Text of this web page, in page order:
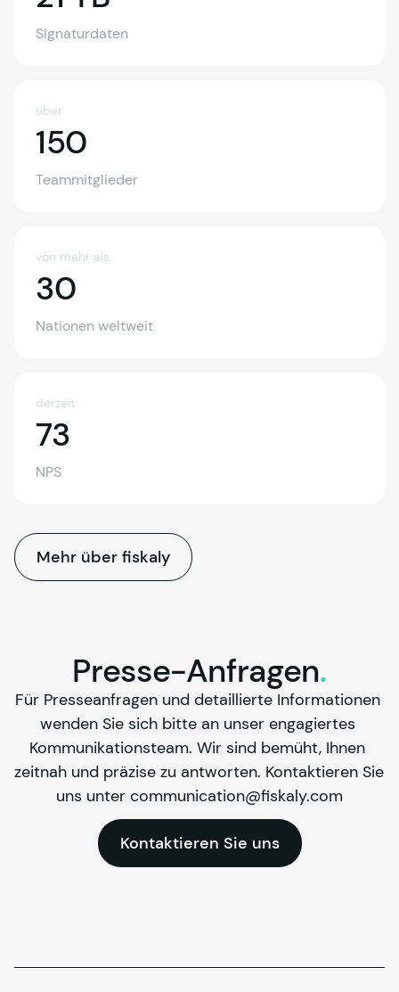
Signaturdaten
über
150150
Teammitglieder
von mehr als
3030
Nationen weltweit
derzeit
7373
NPS
Mehr über fiskaly
Presse-Anfragen.
Für Presseanfragen und detaillierte Informationen
wenden Sie sich bitte an unser engagiertes
Kommunikationsteam. Wir sind bemüht, Ihnen
zeitnah und präzise zu antworten. Kontaktieren Sie
uns unter communication@fiskaly.com
Kontaktieren Sie uns